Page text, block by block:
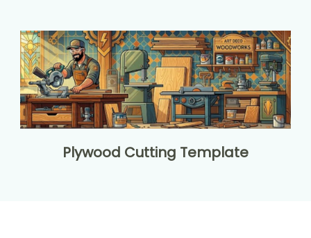
Plywood Cutting Template